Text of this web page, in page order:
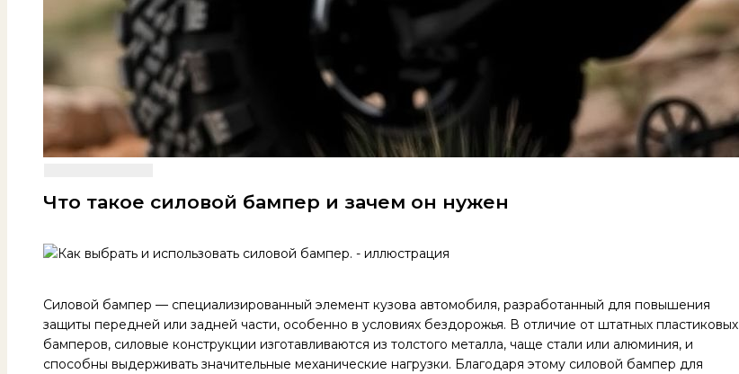
Что такое силовой бампер и зачем он нужен
Силовой бампер — специализированный элемент кузова автомобиля, разработанный для повышения
защиты передней или задней части, особенно в условиях бездорожья. В отличие от штатных пластиковых
бамперов, силовые конструкции изготавливаются из толстого металла, чаще стали или алюминия, и
способны выдерживать значительные механические нагрузки. Благодаря этому силовой бампер для